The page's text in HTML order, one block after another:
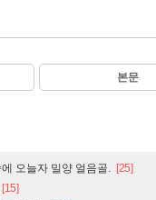
본문
오늘자 밀양 얼음골. [25]
[15]